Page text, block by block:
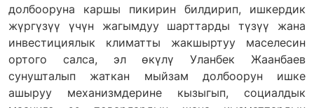
долбооруна каршы пикирин билдирип, ишкердик
жүргүзүү үчүн жагымдуу шарттарды түзүү жана
инвестициялык климатты жакшыртуу маселесин
ортого салса, эл өкүлү Уланбек Жаанбаев
сунушталып жаткан мыйзам долбоорун ишке
ашыруу механизмдерине кызыгып, социалдык